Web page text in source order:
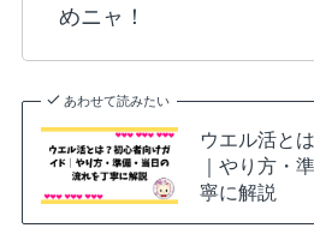
めニャ！
あわせて読みたい
ウエル活と
｜やり方・
寧に解説